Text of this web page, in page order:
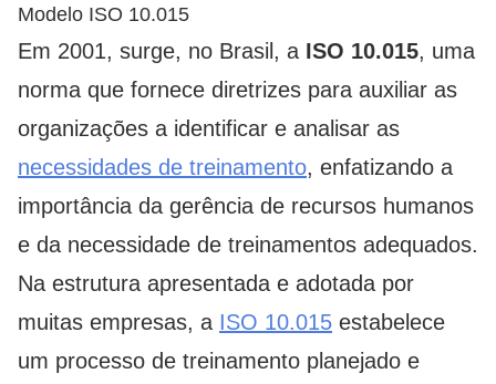
Modelo ISO 10.015
Em 2001, surge, no Brasil, a ISO 10.015, uma
norma que fornece diretrizes para auxiliar as
organizações a identificar e analisar as
necessidades de treinamento, enfatizando a
importância da gerência de recursos humanos
e da necessidade de treinamentos adequados.
Na estrutura apresentada e adotada por
muitas empresas, a ISO 10.015 estabelece
um processo de treinamento planejado e